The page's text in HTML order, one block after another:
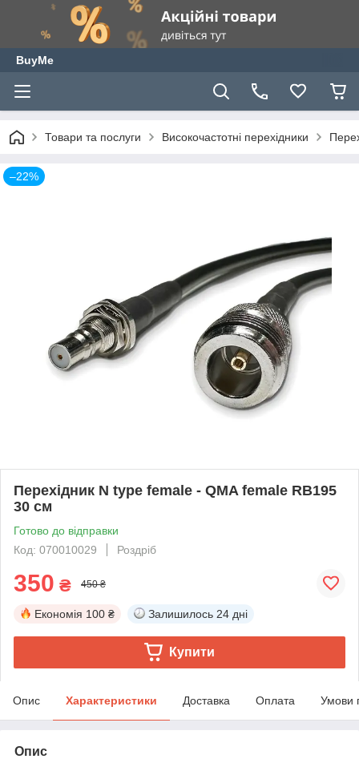
BuyMe
Товари та послуги Високочастотні перехідники
–22%
Перехідник N type female - QMA female RB195
30 см
Готово до відправки
Код: 070010029
Роздріб
350 ₴ 450 ₴
Економія 100 ₴ Залишилось 24 дні
Купити
Опис Характеристики Доставка Оплата Умови
Опис